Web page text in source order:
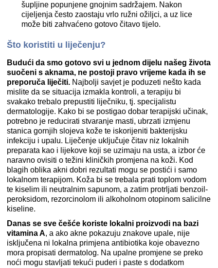
šupljine popunjene gnojnim sadržajem. Nakon
cijeljenja često zaostaju vrlo ružni ožiljci, a uz lice
može biti zahvaćeno gotovo čitavo tijelo.
Što koristiti u liječenju?
Budući da smo gotovo svi u jednom dijelu našeg života
suočeni s aknama, ne postoji pravo vrijeme kada ih se
preporuča liječiti. Najbolji savjet je poduzeti nešto kada
mislite da se situacija izmakla kontroli, a terapiju bi
svakako trebalo prepustiti liječniku, tj. specijalistu
dermatologije. Kako bi se postigao dobar terapijski učinak,
potrebno je reducirati stvaranje masti, ubrzati izmjenu
stanica gornjih slojeva kože te iskorijeniti bakterijsku
infekciju i upalu. Liječenje uključuje čitav niz lokalnih
preparata kao i lijekove koji se uzimaju na usta, a izbor će
naravno ovisiti o težini kliničkih promjena na koži. Kod
blagih oblika akni dobri rezultati mogu se postići i samo
lokalnom terapijom. Koža bi se trebala prati toplom vodom
te kiselim ili neutralnim sapunom, a zatim protrljati benzoil-
peroksidom, rezorcinolom ili alkoholnom otopinom salicilne
kiseline.
Danas se sve češće koriste lokalni proizvodi na bazi
vitamina A, a ako akne pokazuju znakove upale, nije
isključena ni lokalna primjena antibiotika koje obavezno
mora propisati dermatolog. Na upalne promjene se preko
noći mogu stavljati tekući puderi i paste s dodatkom